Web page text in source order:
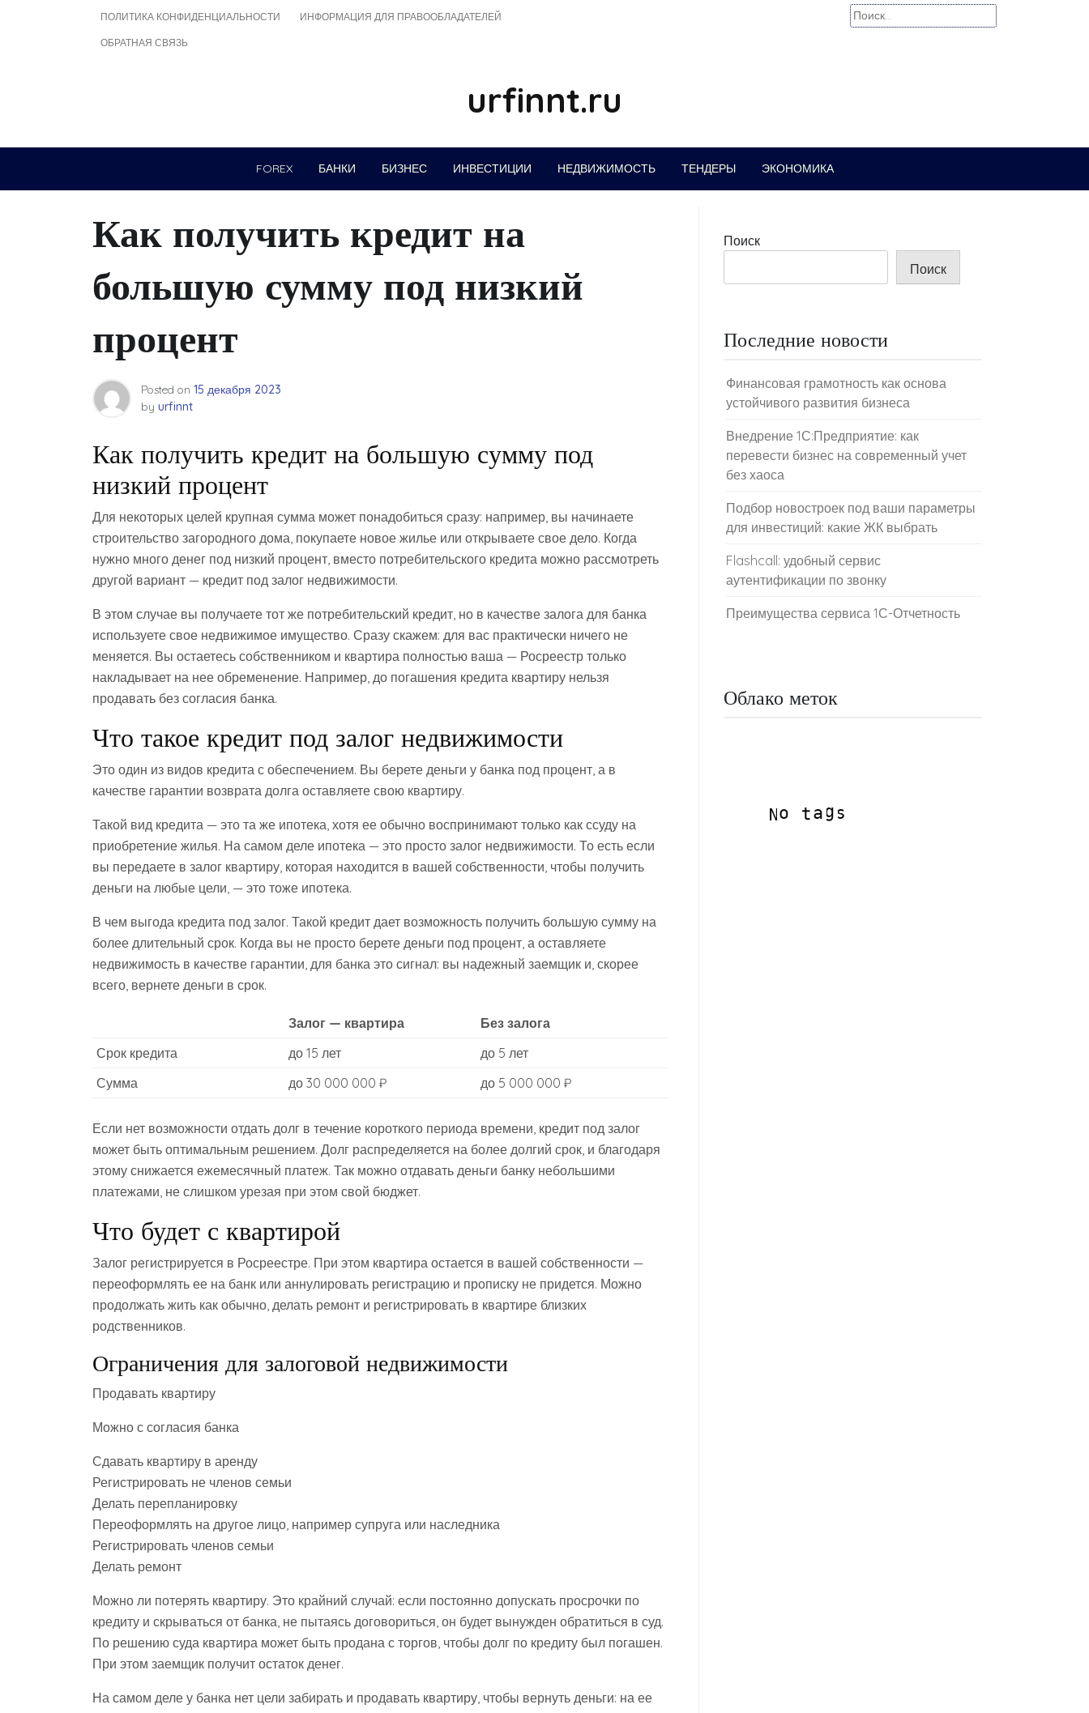
ПОЛИТИКА КОНФИДЕНЦИАЛЬНОСТИ ИНФОРМАЦИЯ ДЛЯ ПРАВООБЛАДАТЕЛЕЙ
ОБРАТНАЯ СВЯЗЬ
Найти:
urfinnt.ru
FOREX БАНКИ БИЗНЕС ИНВЕСТИЦИИ НЕДВИЖИМОСТЬ ТЕНДЕРЫ ЭКОНОМИКА
Как получить кредит на
большую сумму под низкий
процент
Posted on 15 декабря 2023
by urfinnt
Как получить кредит на большую сумму под
низкий процент
Для некоторых целей крупная сумма может понадобиться сразу: например, вы начинаете
строительство загородного дома, покупаете новое жилье или открываете свое дело. Когда
нужно много денег под низкий процент, вместо потребительского кредита можно рассмотреть
другой вариант — кредит под залог недвижимости.
В этом случае вы получаете тот же потребительский кредит, но в качестве залога для банка
используете свое недвижимое имущество. Сразу скажем: для вас практически ничего не
меняется. Вы остаетесь собственником и квартира полностью ваша — Росреестр только
накладывает на нее обременение. Например, до погашения кредита квартиру нельзя
продавать без согласия банка.
Что такое кредит под залог недвижимости
Это один из видов кредита с обеспечением. Вы берете деньги у банка под процент, а в
качестве гарантии возврата долга оставляете свою квартиру.
Такой вид кредита — это та же ипотека, хотя ее обычно воспринимают только как ссуду на
приобретение жилья. На самом деле ипотека — это просто залог недвижимости. То есть если
вы передаете в залог квартиру, которая находится в вашей собственности, чтобы получить
деньги на любые цели, — это тоже ипотека.
В чем выгода кредита под залог. Такой кредит дает возможность получить большую сумму на
более длительный срок. Когда вы не просто берете деньги под процент, а оставляете
недвижимость в качестве гарантии, для банка это сигнал: вы надежный заемщик и, скорее
всего, вернете деньги в срок.
Залог — квартира
Без залога
Срок кредита
до 15 лет
до 5 лет
Сумма
до 30 000 000 ₽ до 5 000 000 ₽
Если нет возможности отдать долг в течение короткого периода времени, кредит под залог
может быть оптимальным решением. Долг распределяется на более долгий срок, и благодаря
этому снижается ежемесячный платеж. Так можно отдавать деньги банку небольшими
платежами, не слишком урезая при этом свой бюджет.
Что будет с квартирой
Залог регистрируется в Росреестре. При этом квартира остается в вашей собственности —
переоформлять ее на банк или аннулировать регистрацию и прописку не придется. Можно
продолжать жить как обычно, делать ремонт и регистрировать в квартире близких
родственников.
Ограничения для залоговой недвижимости
Продавать квартиру
Можно с согласия банка
Сдавать квартиру в аренду
Регистрировать не членов семьи
Делать перепланировку
Переоформлять на другое лицо, например супруга или наследника
Регистрировать членов семьи
Делать ремонт
Можно ли потерять квартиру. Это крайний случай: если постоянно допускать просрочки по
кредиту и скрываться от банка, не пытаясь договориться, он будет вынужден обратиться в суд.
По решению суда квартира может быть продана с торгов, чтобы долг по кредиту был погашен.
При этом заемщик получит остаток денег.
На самом деле у банка нет цели забирать и продавать квартиру, чтобы вернуть деньги: на ее
Поиск
Поиск
Последние новости
Финансовая грамотность как основа
устойчивого развития бизнеса
Внедрение 1С:Предприятие: как
перевести бизнес на современный учет
без хаоса
Подбор новостроек под ваши параметры
для инвестиций: какие ЖК выбрать
Flashcall: удобный сервис
аутентификации по звонку
Преимущества сервиса 1С-Отчетность
Облако меток